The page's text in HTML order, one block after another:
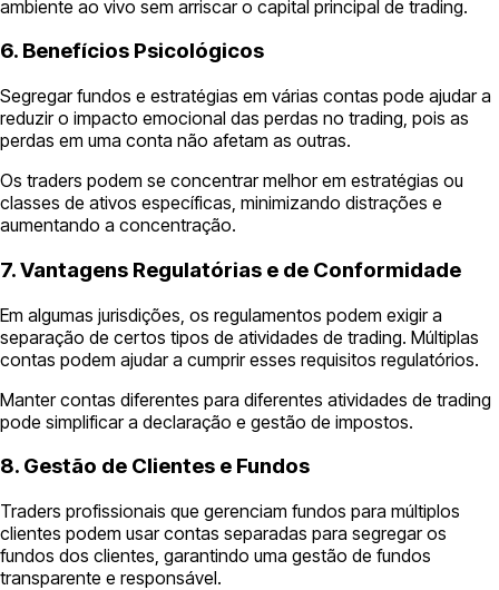
ambiente ao vivo sem arriscar o capital principal de trading.
6. Benefícios Psicológicos
Segregar fundos e estratégias em várias contas pode ajudar a
reduzir o impacto emocional das perdas no trading, pois as
perdas em uma conta não afetam as outras.
Os traders podem se concentrar melhor em estratégias ou
classes de ativos específicas, minimizando distrações e
aumentando a concentração.
7. Vantagens Regulatórias e de Conformidade
Em algumas jurisdições, os regulamentos podem exigir a
separação de certos tipos de atividades de trading. Múltiplas
contas podem ajudar a cumprir esses requisitos regulatórios.
Manter contas diferentes para diferentes atividades de trading
pode simplificar a declaração e gestão de impostos.
8. Gestão de Clientes e Fundos
Traders profissionais que gerenciam fundos para múltiplos
clientes podem usar contas separadas para segregar os
fundos dos clientes, garantindo uma gestão de fundos
transparente e responsável.